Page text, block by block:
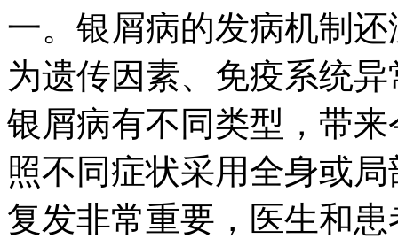
一。银屑病的发病机制
为遗传因素、免疫系统
银屑病有不同类型，带
照不同症状采用全身或
复发非常重要，医生和